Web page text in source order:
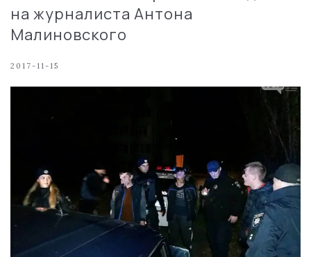
на журналиста Антона
Малиновского
2017-11-15